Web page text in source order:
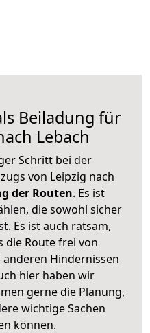
Beiladung für
Lebach
Schritt bei der
von Leipzig nach
der Routen. Es ist
die sowohl sicher
Es ist auch ratsam,
die Route frei von
Hindernissen
hier haben wir
gerne die Planung,
wichtige Sachen
können.